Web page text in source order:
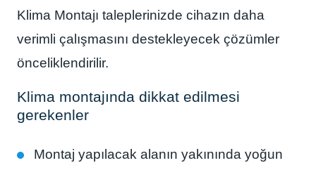
Klima Montajı taleplerinizde cihazın daha
verimli çalışmasını destekleyecek çözümler
önceliklendirilir.
Klima montajında dikkat edilmesi
gerekenler
Montaj yapılacak alanın yakınında yoğun